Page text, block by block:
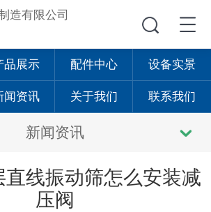
品展示 配件中心 设备实景
闻资讯 关于我们 联系我们
新闻资讯
线振动筛怎么安装减
压阀